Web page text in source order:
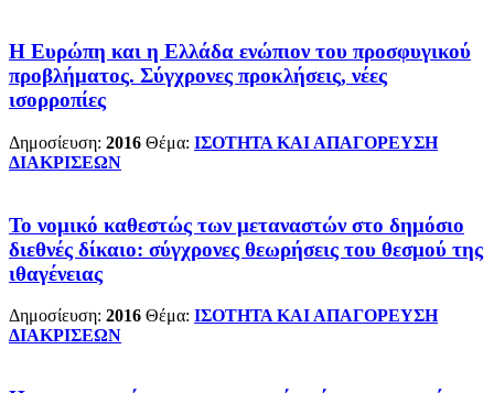
Η Ευρώπη και η Ελλάδα ενώπιον του προσφυγικού
προβλήματος. Σύγχρονες προκλήσεις, νέες
ισορροπίες
Δημοσίευση: 2016 Θέμα: ΙΣΟΤΗΤΑ ΚΑΙ ΑΠΑΓΟΡΕΥΣΗ
ΔΙΑΚΡΙΣΕΩΝ
Το νομικό καθεστώς των μεταναστών στο δημόσιο
διεθνές δίκαιο: σύγχρονες θεωρήσεις του θεσμού της
ιθαγένειας
Δημοσίευση: 2016 Θέμα: ΙΣΟΤΗΤΑ ΚΑΙ ΑΠΑΓΟΡΕΥΣΗ
ΔΙΑΚΡΙΣΕΩΝ